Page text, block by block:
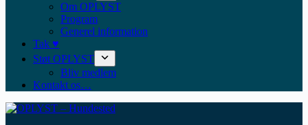
Om OPLYST
Program
Generel information
Tak ♥
Støt OPLYST
Bliv medlem
Kontakt os…